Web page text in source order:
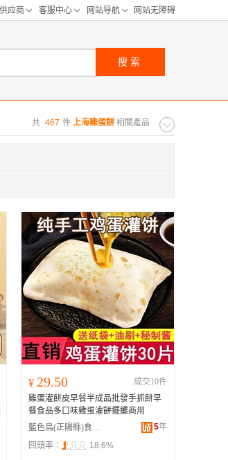
共 467 件 上海雞蛋餅 相關產品
¥ 29.50
成交10件
雞蛋灌餅皮早餐半成品批發手抓餅早
餐食品多口味雞蛋灌餅擺攤商用
藍色鳥(正陽縣)食品店
5年
回頭率：
18.6%
搜索